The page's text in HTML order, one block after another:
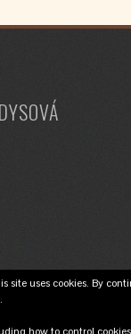
site uses cookies. By